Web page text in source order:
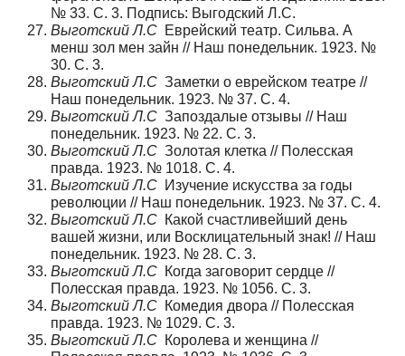
№ 33. С. 3. Подпись: Выгодский Л.С.
Выготский Л.С Еврейский театр. Сильва. А
менш зол мен зайн // Наш понедельник. 1923. №
30. С. 3.
Выготский Л.С Заметки о еврейском театре //
Наш понедельник. 1923. № 37. С. 4.
Выготский Л.С Запоздалые отзывы // Наш
понедельник. 1923. № 22. С. 3.
Выготский Л.С Золотая клетка // Полесская
правда. 1923. № 1018. С. 4.
Выготский Л.С Изучение искусства за годы
революции // Наш понедельник. 1923. № 37. С. 4.
Выготский Л.С Какой счастливейший день
вашей жизни, или Восклицательный знак! // Наш
понедельник. 1923. № 28. С. 3.
Выготский Л.С Когда заговорит сердце //
Полесская правда. 1923. № 1056. С. 3.
Выготский Л.С Комедия двора // Полесская
правда. 1923. № 1029. С. 3.
Выготский Л.С Королева и женщина //